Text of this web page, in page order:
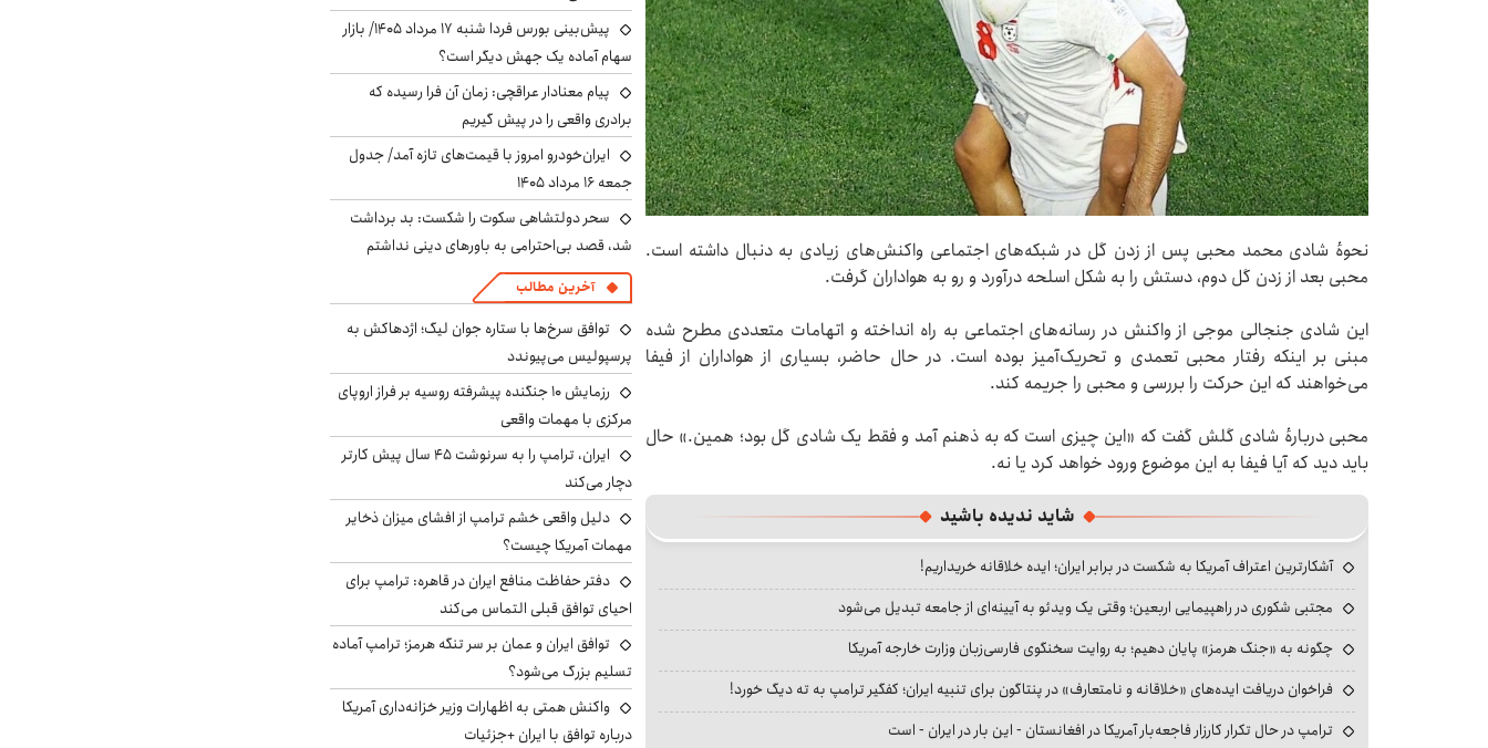
نحوهٔ شادی محمد محبی پس از زدن گل در شبکه‌های اجتماعی واکنش‌های زیادی به دنبال داشته است.
محبی بعد از زدن گل دوم، دستش را به شکل اسلحه درآورد و رو به هواداران گرفت.
این شادی جنجالی موجی از واکنش در رسانه‌های اجتماعی به راه انداخته و اتهامات متعددی مطرح شده
مبنی بر اینکه رفتار محبی تعمدی و تحریک‌آمیز بوده است. در حال حاضر، بسیاری از هواداران از فیفا
می‌خواهند که این حرکت را بررسی و محبی را جریمه کند.
محبی دربارهٔ شادی گلش گفت که «این چیزی است که به ذهنم آمد و فقط یک شادی گل بود؛ همین.» حال
باید دید که آیا فیفا به این موضوع ورود خواهد کرد یا نه.
شاید ندیده باشید
آشکارترین اعتراف آمریکا به شکست در برابر ایران؛ ایده خلاقانه خریداریم!
مجتبی شکوری در راهپیمایی اربعین؛ وقتی یک ویدئو به آیینه‌ای از جامعه تبدیل می‌شود
چگونه به «جنگ هرمز» پایان دهیم؛ به روایت سخنگوی فارسی‌زبان وزارت خارجه آمریکا
فراخوان دریافت ایده‌های «خلاقانه و نامتعارف» در پنتاگون برای تنبیه ایران؛ کفگیر ترامپ به ته دیگ خورد!
ترامپ در حال تکرار کارزار فاجعه‌بار آمریکا در افغانستان - این بار در ایران - است
پیش‌بینی بورس فردا شنبه ۱۷ مرداد ۱۴۰۵/ بازار
سهام آماده یک جهش دیگر است؟
پیام معنادار عراقچی: زمان آن فرا رسیده که
برادری واقعی را در پیش گیریم
ایران‌خودرو امروز با قیمت‌های تازه آمد/ جدول
جمعه ۱۶ مرداد ۱۴۰۵
سحر دولتشاهی سکوت را شکست: بد برداشت
شد، قصد بی‌احترامی به باورهای دینی نداشتم
آخرین مطالب
توافق سرخ‌ها با ستاره جوان لیگ؛ اژدهاکش به
پرسپولیس می‌پیوندد
رزمایش ۱۰ جنگنده پیشرفته روسیه بر فراز اروپای
مرکزی با مهمات واقعی
ایران، ترامپ را به سرنوشت ۴۵ سال پیش کارتر
دچار می‌کند
دلیل واقعی خشم ترامپ از افشای میزان ذخایر
مهمات آمریکا چیست؟
دفتر حفاظت منافع ایران در قاهره: ترامپ برای
احیای توافق قبلی التماس می‌کند
توافق ایران و عمان بر سر تنگه هرمز؛ ترامپ آماده
تسلیم بزرگ می‌شود؟
واکنش همتی به اظهارات وزیر خزانه‌داری آمریکا
درباره توافق با ایران +جزئیات